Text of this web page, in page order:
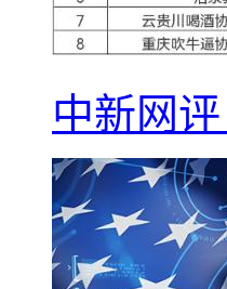
中新网